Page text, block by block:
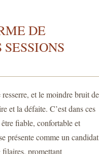
DE
et le moindre bruit de
et la défaite. C’est dans ces
fiable, confortable et
présente comme un candidat
filaires, promettant